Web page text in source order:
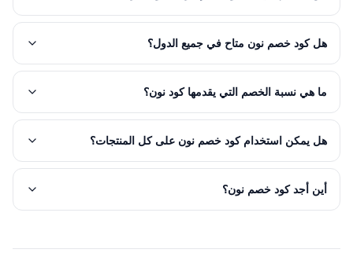
هل كود خصم نون متاح في جميع الدول؟
ما هي نسبة الخصم التي يقدمها كود نون؟
هل يمكن استخدام كود خصم نون على كل المنتجات؟
أين أجد كود خصم نون؟